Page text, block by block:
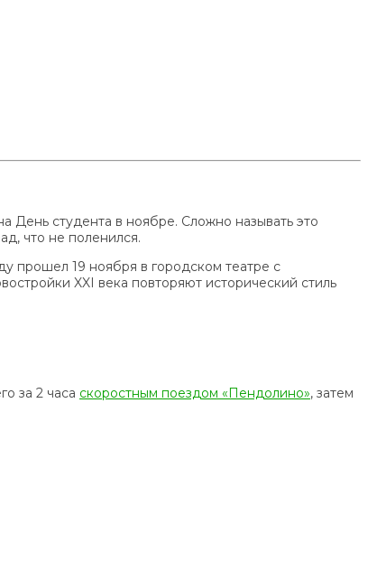
День студента в ноябре. Сложно называть это
что не поленился.
прошел 19 ноября в городском театре с
XXI века повторяют исторический стиль
за 2 часа скоростным поездом «Пендолино», затем